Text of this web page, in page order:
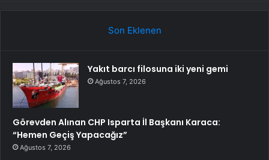
Son Eklenen
Yakıt barcı filosuna iki yeni gemi
Ağustos 7, 2026
Görevden Alınan CHP Isparta İl Başkanı Karaca:
“Hemen Geçiş Yapacağız”
Ağustos 7, 2026